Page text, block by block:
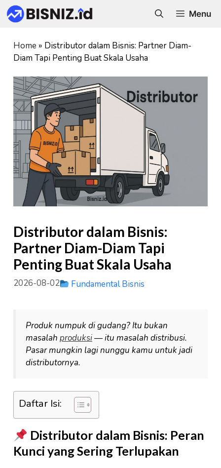
Skip
to
Menu
Home » Distributor dalam Bisnis: Partner Diam-
Diam Tapi Penting Buat Skala Usaha
Distributor dalam Bisnis:
Partner Diam-Diam Tapi
Penting Buat Skala Usaha
2026-08-02 Fundamental Bisnis
Produk numpuk di gudang? Itu bukan
masalah produksi— itu masalah distribusi.
Pasar mungkin lagi nunggu kamu untuk jadi
distributornya.
Daftar Isi:
Distributor dalam Bisnis: Peran
Kunci yang Sering Terlupakan